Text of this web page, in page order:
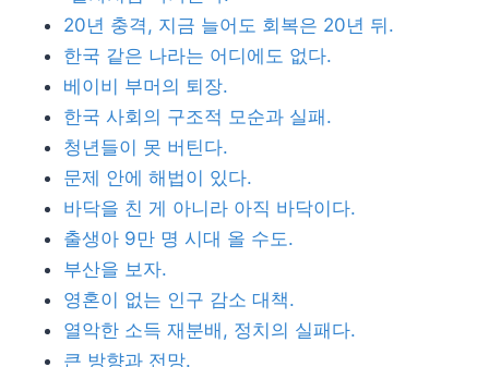
20년 충격, 지금 늘어도 회복은 20년 뒤.
한국 같은 나라는 어디에도 없다.
베이비 부머의 퇴장.
한국 사회의 구조적 모순과 실패.
청년들이 못 버틴다.
문제 안에 해법이 있다.
바닥을 친 게 아니라 아직 바닥이다.
출생아 9만 명 시대 올 수도.
부산을 보자.
영혼이 없는 인구 감소 대책.
열악한 소득 재분배, 정치의 실패다.
큰 방향과 전망.